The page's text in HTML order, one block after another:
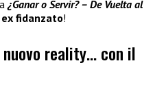
¿Ganar o Servir? – De Vuelta al
ex fidanzato!
reality… con il